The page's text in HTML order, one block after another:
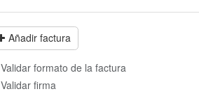
Añadir factura
Validar formato de la factura
Validar firma